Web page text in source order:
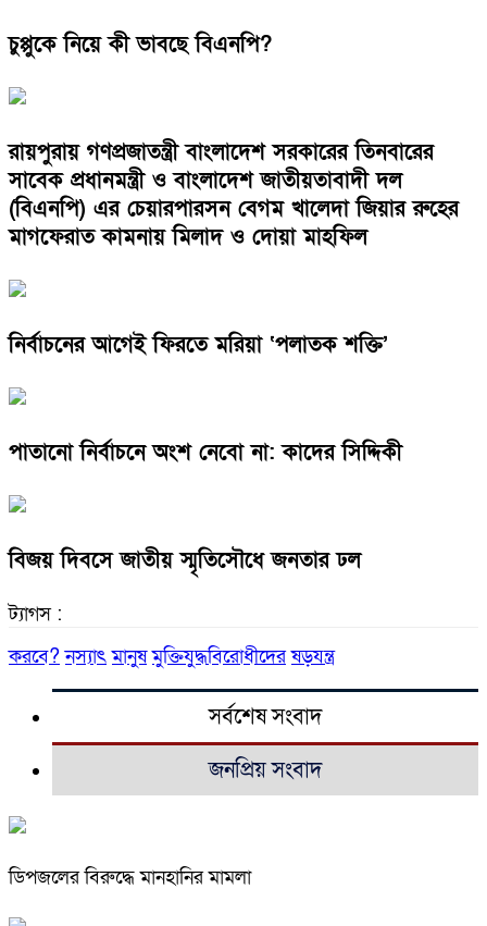
চুপ্পুকে নিয়ে কী ভাবছে বিএনপি?
রায়পুরায় গণপ্রজাতন্ত্রী বাংলাদেশ সরকারের তিনবারের
সাবেক প্রধানমন্ত্রী ও বাংলাদেশ জাতীয়তাবাদী দল
(বিএনপি) এর চেয়ারপারসন বেগম খালেদা জিয়ার রুহের
মাগফেরাত কামনায় মিলাদ ও দোয়া মাহফিল
নির্বাচনের আগেই ফিরতে মরিয়া ‘পলাতক শক্তি’
পাতানো নির্বাচনে অংশ নেবো না: কাদের সিদ্দিকী
বিজয় দিবসে জাতীয় স্মৃতিসৌধে জনতার ঢল
ট্যাগস :
করবে? নস্যাৎ মানুষ মুক্তিযুদ্ধবিরোধীদের ষড়যন্ত্র
সর্বশেষ সংবাদ
জনপ্রিয় সংবাদ
ডিপজলের বিরুদ্ধে মানহানির মামলা